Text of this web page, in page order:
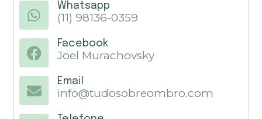
Whatsapp
(11) 98136-0359
Facebook
Joel Murachovsky
Email
info@tudosobreombro.com